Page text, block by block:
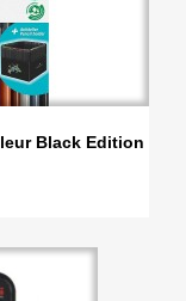
Black Edition